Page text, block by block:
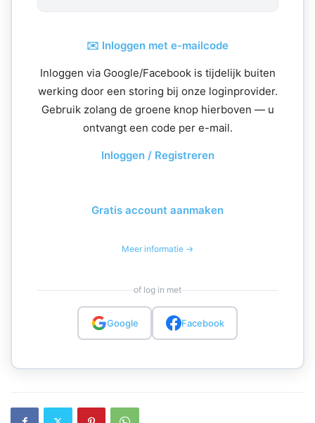
✉️ Inloggen met e-mailcode
Inloggen via Google/Facebook is tijdelijk buiten
werking door een storing bij onze loginprovider.
Gebruik zolang de groene knop hierboven — u
ontvangt een code per e-mail.
Inloggen / Registreren
Gratis account aanmaken
Meer informatie →
of log in met
Google Facebook